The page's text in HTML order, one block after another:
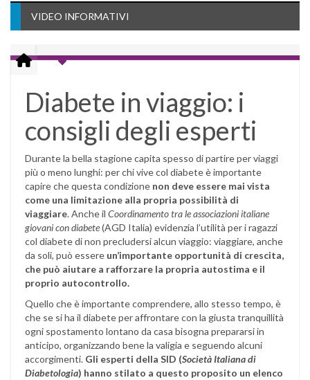
VIDEO INFORMATIVI
Diabete in viaggio: i
consigli degli esperti
Durante la bella stagione capita spesso di partire per viaggi
più o meno lunghi: per chi vive col diabete è importante
capire che questa condizione non deve essere mai vista
come una limitazione alla propria possibilità di
viaggiare. Anche il Coordinamento tra le associazioni italiane
giovani con diabete(AGD Italia) evidenzia l’utilità per i ragazzi
col diabete di non precludersi alcun viaggio: viaggiare, anche
da soli, può essere un’importante opportunità di crescita,
che può aiutare a rafforzare la propria autostima e il
proprio autocontrollo.
Quello che è importante comprendere, allo stesso tempo, è
che se si ha il diabete per affrontare con la giusta tranquillità
ogni spostamento lontano da casa bisogna prepararsi in
anticipo, organizzando bene la valigia e seguendo alcuni
accorgimenti. Gli esperti della SID (Società Italiana di
Diabetologia) hanno stilato a questo proposito un elenco